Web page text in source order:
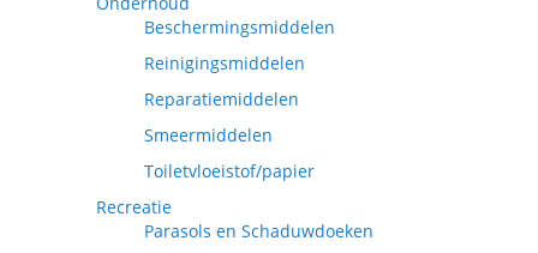
Beschermingsmiddelen
Reinigingsmiddelen
Reparatiemiddelen
Smeermiddelen
Toiletvloeistof/papier
Recreatie
Parasols en Schaduwdoeken